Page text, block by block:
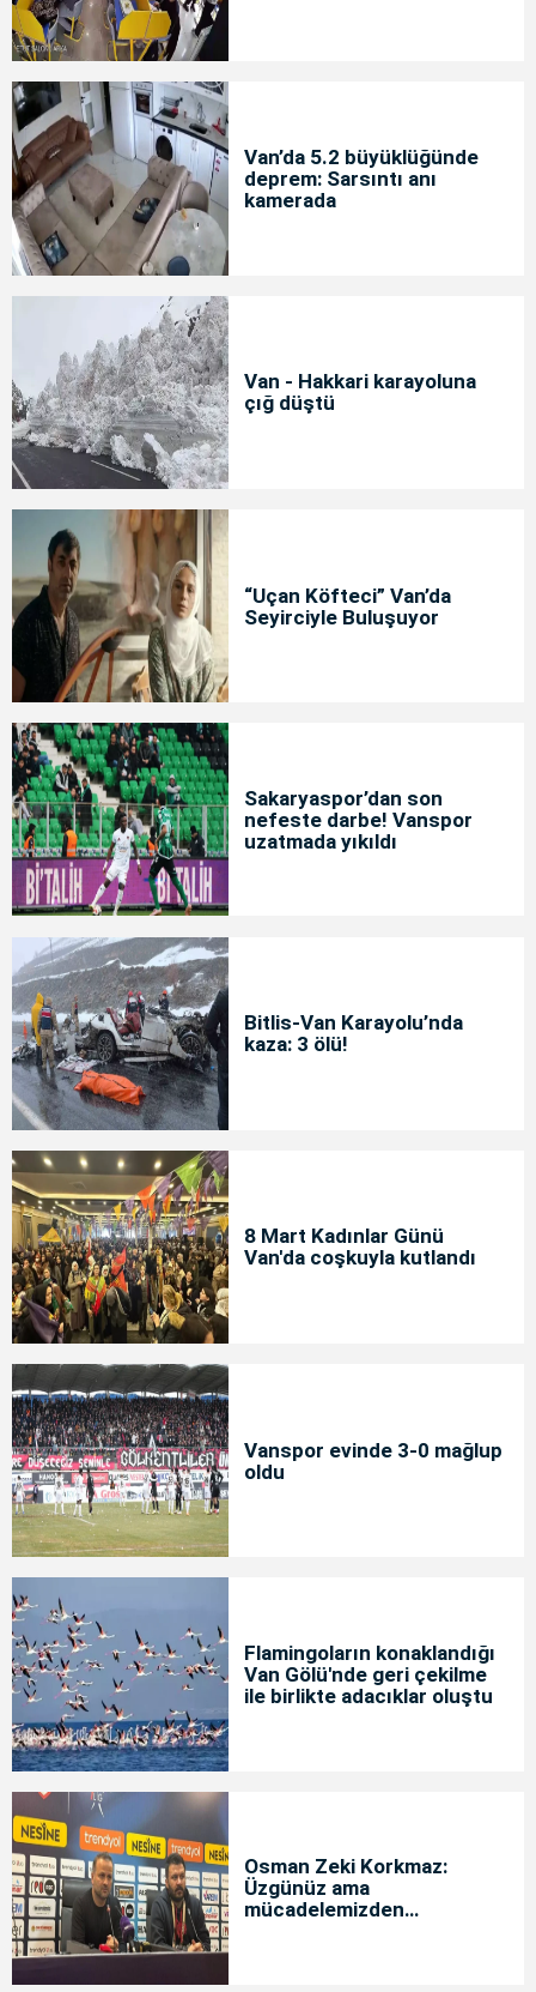
Van’da 5.2 büyüklüğünde
deprem: Sarsıntı anı
kamerada
Van - Hakkari karayoluna
çığ düştü
“Uçan Köfteci” Van’da
Seyirciyle Buluşuyor
Sakaryaspor’dan son
nefeste darbe! Vanspor
uzatmada yıkıldı
Bitlis-Van Karayolu’nda
kaza: 3 ölü!
8 Mart Kadınlar Günü
Van'da coşkuyla kutlandı
Vanspor evinde 3-0 mağlup
oldu
Flamingoların konaklandığı
Van Gölü'nde geri çekilme
ile birlikte adacıklar oluştu
Osman Zeki Korkmaz:
Üzgünüz ama
mücadelemizden